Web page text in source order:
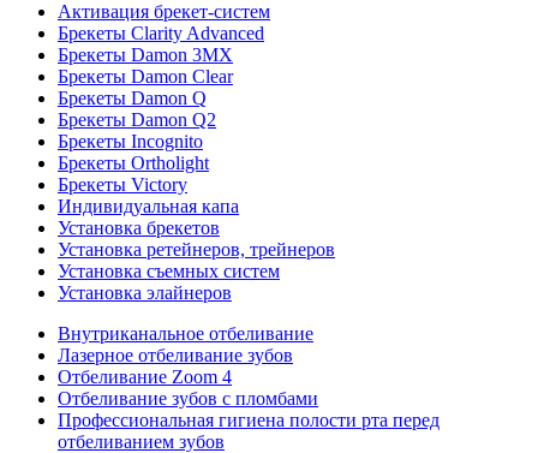
Активация брекет-систем
Брекеты Clarity Advanced
Брекеты Damon 3MX
Брекеты Damon Clear
Брекеты Damon Q
Брекеты Damon Q2
Брекеты Incognito
Брекеты Ortholight
Брекеты Victory
Индивидуальная капа
Установка брекетов
Установка ретейнеров, трейнеров
Установка съемных систем
Установка элайнеров
Внутриканальное отбеливание
Лазерное отбеливание зубов
Отбеливание Zoom 4
Отбеливание зубов с пломбами
Профессиональная гигиена полости рта перед
отбеливанием зубов